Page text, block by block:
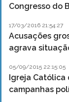
Congresso do
17/03/2016 21:54:27
Acusações
agrava
05/09/2015 22:15:05
Igreja Católica
campanhas